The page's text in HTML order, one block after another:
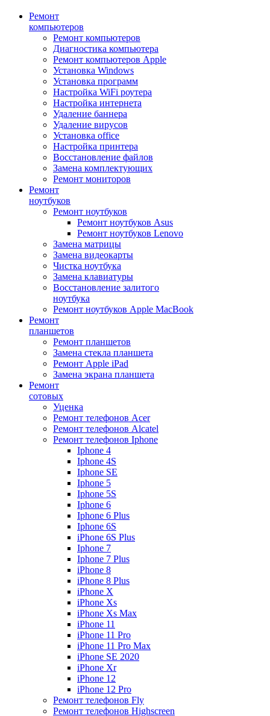
Ремонт
компьютеров
Ремонт компьютеров
Диагностика компьютера
Ремонт компьютеров Apple
Установка Windows
Установка программ
Настройка WiFi роутера
Настройка интернета
Удаление баннера
Удаление вирусов
Установка office
Настройка принтера
Восстановление файлов
Замена комплектующих
Ремонт мониторов
Ремонт
ноутбуков
Ремонт ноутбуков
Ремонт ноутбуков Asus
Ремонт ноутбуков Lenovo
Замена матрицы
Замена видеокарты
Чистка ноутбука
Замена клавиатуры
Восстановление залитого
ноутбука
Ремонт ноутбуков Apple MacBook
Ремонт
планшетов
Ремонт планшетов
Замена стекла планшета
Ремонт Apple iPad
Замена экрана планшета
Ремонт
сотовых
Уценка
Ремонт телефонов Acer
Ремонт телефонов Alcatel
Ремонт телефонов Iphone
Iphone 4
Iphone 4S
Iphone SE
Iphone 5
Iphone 5S
Iphone 6
Iphone 6 Plus
Iphone 6S
iPhone 6S Plus
Iphone 7
Iphone 7 Plus
iPhone 8
iPhone 8 Plus
iPhone X
iPhone Xs
iPhone Xs Max
iPhone 11
iPhone 11 Pro
iPhone 11 Pro Max
iPhone SE 2020
iPhone Xr
iPhone 12
iPhone 12 Pro
Ремонт телефонов Fly
Ремонт телефонов Highscreen